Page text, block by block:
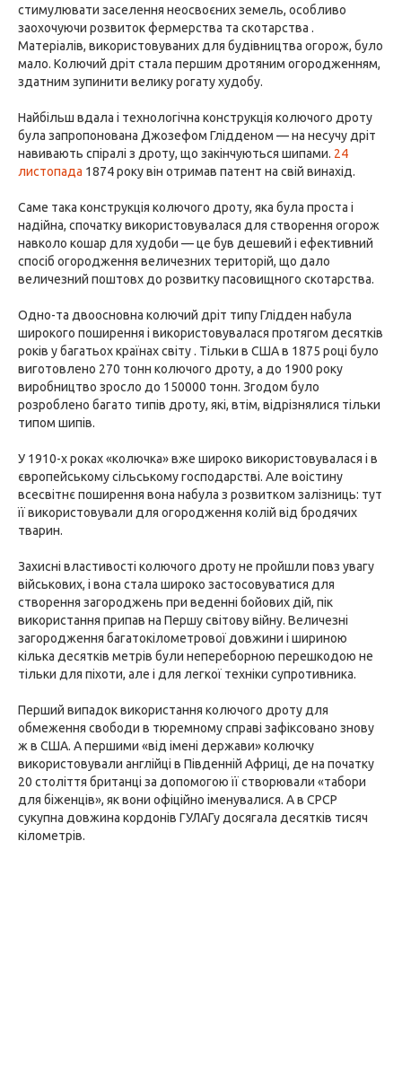
стимулювати заселення неосвоєних земель, особливо
заохочуючи розвиток фермерства та скотарства .
Матеріалів, використовуваних для будівництва огорож, було
мало. Колючий дріт стала першим дротяним огородженням,
здатним зупинити велику рогату худобу.
Найбільш вдала і технологічна конструкція колючого дроту
була запропонована Джозефом Глідденом — на несучу дріт
навивають спіралі з дроту, що закінчуються шипами. 24
листопада 1874 року він отримав патент на свій винахід.
Саме така конструкція колючого дроту, яка була проста і
надійна, спочатку використовувалася для створення огорож
навколо кошар для худоби — це був дешевий і ефективний
спосіб огородження величезних територій, що дало
величезний поштовх до розвитку пасовищного скотарства.
Одно-та двоосновна колючий дріт типу Глідден набула
широкого поширення і використовувалася протягом десятків
років у багатьох країнах світу . Тільки в США в 1875 році було
виготовлено 270 тонн колючого дроту, а до 1900 року
виробництво зросло до 150000 тонн. Згодом було
розроблено багато типів дроту, які, втім, відрізнялися тільки
типом шипів.
У 1910-х роках «колючка» вже широко використовувалася і в
європейському сільському господарстві. Але воістину
всесвітнє поширення вона набула з розвитком залізниць: тут
її використовували для огородження колій від бродячих
тварин.
Захисні властивості колючого дроту не пройшли повз увагу
військових, і вона стала широко застосовуватися для
створення загороджень при веденні бойових дій, пік
використання припав на Першу світову війну. Величезні
загородження багатокілометрової довжини і шириною
кілька десятків метрів були непереборною перешкодою не
тільки для піхоти, але і для легкої техніки супротивника.
Перший випадок використання колючого дроту для
обмеження свободи в тюремному справі зафіксовано знову
ж в США. А першими «від імені держави» колючку
використовували англійці в Південній Африці, де на початку
20 століття британці за допомогою її створювали «табори
для біженців», як вони офіційно іменувалися. А в СРСР
сукупна довжина кордонів ГУЛАГу досягала десятків тисяч
кілометрів.